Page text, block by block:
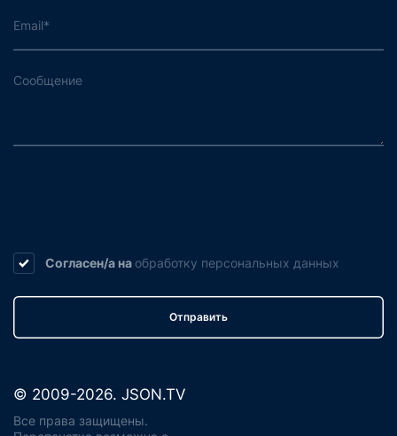
Согласен/а на обработку персональных данных
Отправить
© 2009-2026. JSON.TV
Все права защищены.